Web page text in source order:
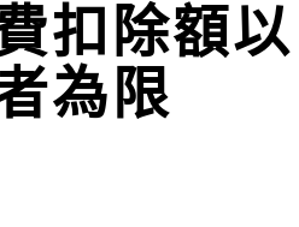
扣除額以
為限